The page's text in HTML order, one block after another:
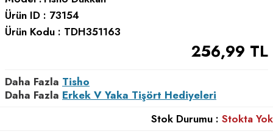
Ürün ID : 73154
Ürün Kodu : TDH351163
256,99 TL
Daha Fazla Tisho
Daha Fazla Erkek V Yaka Tişört Hediyeleri
Stok Durumu : Stokta Yok